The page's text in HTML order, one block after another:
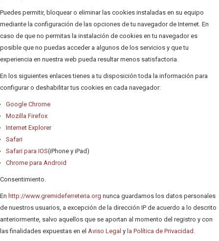
Puedes permitir, bloquear o eliminar las cookies instaladas en su equipo
mediante la configuración de las opciones de tu navegador de Internet. En
caso de que no permitas la instalación de cookies en tu navegador es
posible que no puedas acceder a algunos de los servicios y que tu
experiencia en nuestra web pueda resultar menos satisfactoria.
En los siguientes enlaces tienes a tu disposición toda la información para
configurar o deshabilitar tus cookies en cada navegador:
Google Chrome
Mozilla Firefox
Internet Explorer
Safari
Safari para IOS(iPhone y iPad)
Chrome para Android
Consentimiento.
En http://www.gremideferreteria.org nunca guardamos los datos personales
de nuestros usuarios, a excepción de la dirección IP de acuerdo a lo descrito
anteriormente, salvo aquellos que se aportan al momento del registro y con
las finalidades expuestas en el Aviso Legal y la Política de Privacidad .